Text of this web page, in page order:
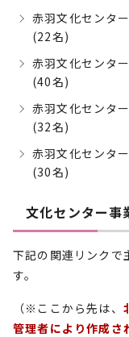
赤羽文化センタ
(22名)
赤羽文化センタ
(40名)
赤羽文化センタ
(32名)
赤羽文化センタ
(30名)
文化センター事
下記の関連リンクで
す。
（※ここから先は、
管理者により作成さ